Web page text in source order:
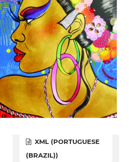
XML (PORTUGUESE
(BRAZIL))